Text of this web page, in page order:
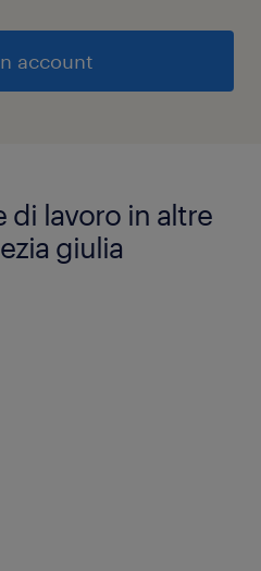
account
di lavoro in altre
giulia